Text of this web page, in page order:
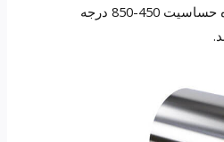
کروم - کربید را در پنجره حساسیت 450-850 درجه